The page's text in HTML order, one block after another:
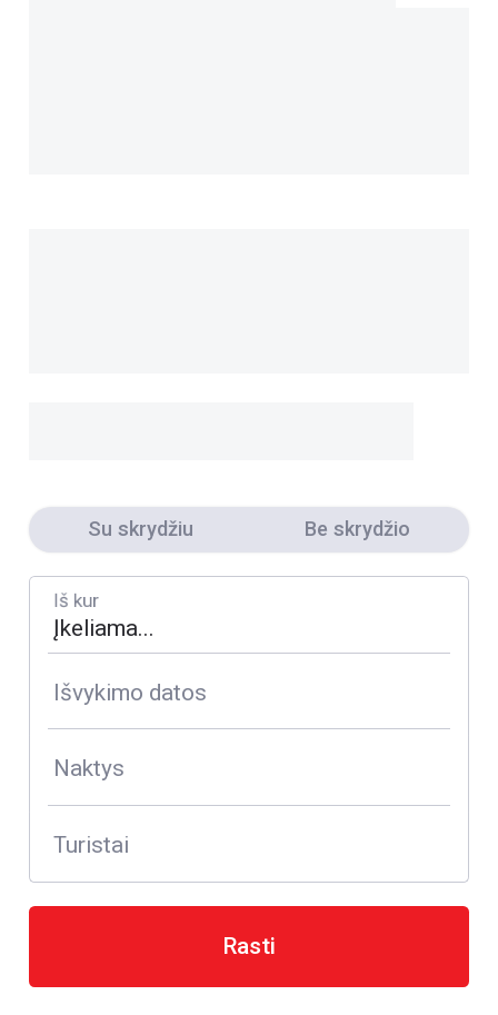
Su skrydžiu Be skrydžio
Iš kur
Išvykimo datos
Naktys
Turistai
Rasti